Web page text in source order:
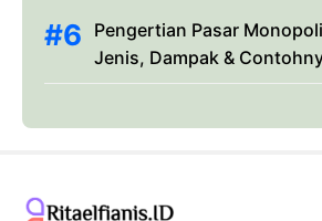
Pengertian Pasar
Jenis, Dampak &